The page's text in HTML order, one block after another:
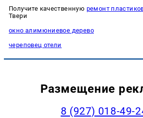
Получите качественную ремонт
Твери
окно алимюниевое дерево
череповец отели
Размещение
8 (927) 018-49-